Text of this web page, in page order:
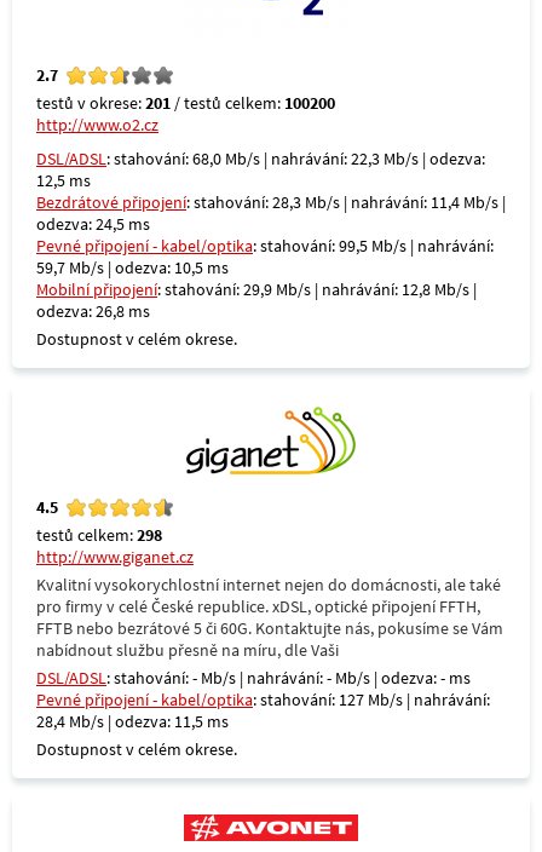
2.7
testů v okrese:201 / testů celkem: 100200
http://www.o2.cz
DSL/ADSL: stahování: 68,0 Mb/s | nahrávání: 22,3 Mb/s | odezva:
12,5 ms
Bezdrátové připojení: stahování: 28,3 Mb/s | nahrávání: 11,4 Mb/s |
odezva: 24,5 ms
Pevné připojení - kabel/optika: stahování: 99,5 Mb/s | nahrávání:
59,7 Mb/s | odezva: 10,5 ms
Mobilní připojení: stahování: 29,9 Mb/s | nahrávání: 12,8 Mb/s |
odezva: 26,8 ms
Dostupnost v celém okrese.
4.5
testů celkem:298
http://www.giganet.cz
Kvalitní vysokorychlostní internet nejen do domácnosti, ale také
pro firmy v celé České republice. xDSL, optické připojení FFTH,
FFTB nebo bezrátové 5 či 60G. Kontaktujte nás, pokusíme se Vám
nabídnout službu přesně na míru, dle Vaši
DSL/ADSL: stahování: - Mb/s | nahrávání: - Mb/s | odezva: - ms
Pevné připojení - kabel/optika: stahování: 127 Mb/s | nahrávání:
28,4 Mb/s | odezva: 11,5 ms
Dostupnost v celém okrese.